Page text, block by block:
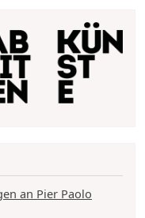
an Pier Paolo